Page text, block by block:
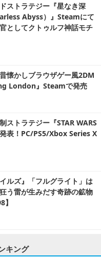
ストラテジー『星なき深
Abyss）』Steamにて
としてクトゥルフ神話モチ
懐かしブラウザゲー風2DM
London』Steamで発売
ストラテジー『STAR WARS
表！PC/PS5/Xbox Series X
ルズ』「フルグライト」は
う雷が生みだす奇跡の鉱物
】
キング